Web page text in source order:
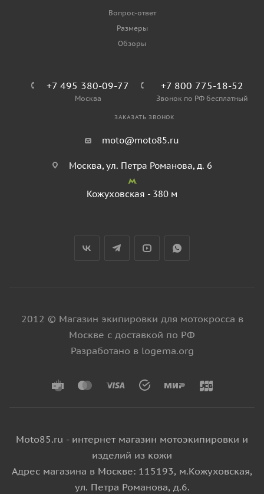
Вопрос-ответ
Размеры
Обзоры
+7 495 380-09-77
Москва
+7 800 775-18-52
Звонок по РФ бесплатный
ЗАКАЗАТЬ ЗВОНОК
moto@moto85.ru
Москва, ул. Петра Романова, д. 6
Кожуховская - 380 м
2012 © Магазин экипировки для мотокросса в
Москве с доставкой по РФ
Разработано в logema.org
Moto85.ru - интернет магазин мотоэкипировки и
изделий из кожи
Адрес магазина в Москве: 115193, м.Кожуховская,
ул. Петра Романова, д.6.